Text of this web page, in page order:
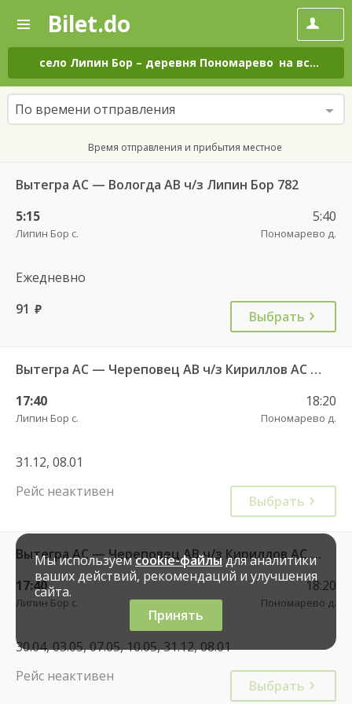
—
Поиск
и
покупка
билетов
на
автобус
онлайн
Bilet.do
село Липин Бор – деревня Пономарево на все дни
По времени отправления
Время отправления и прибытия местное
Вытегра АС — Вологда АВ ч/з Липин Бор 782
5:15
Липин Бор с.
5:40
Пономарево д.
Ежедневно
91 руб. Выбрать
Вытегра АС — Череповец АВ ч/з Кириллов АС 741
17:40
Липин Бор с.
18:20
Пономарево д.
31.12, 08.01
Рейс неактивен
Выбрать
Вытегра АС — Череповец АВ ч/з Кириллов АС 741
17:40
Липин Бор с.
18:20
Пономарево д.
30.04, 03.05, 07.05, 10.05, 31.12, 08.01
Рейс неактивен
Выбрать
Мы используемcookie-файлы для аналитики
ваших действий, рекомендаций и улучшения
сайта.
Принять